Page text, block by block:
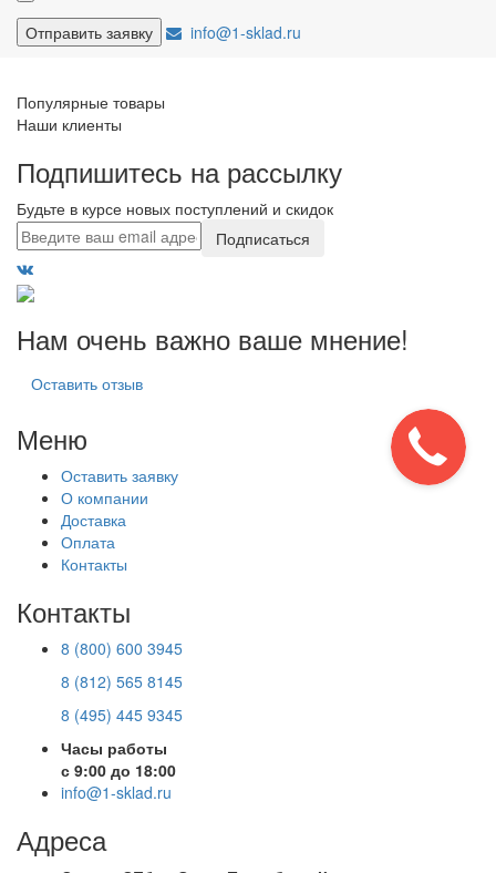
info@1-sklad.ru
Популярные товары
Наши клиенты
Подпишитесь на рассылку
Будьте в курсе новых поступлений и скидок
Подписаться
Нам очень важно ваше мнение!
Оставить отзыв
Меню
Оставить заявку
О компании
Доставка
Оплата
Контакты
Контакты
8 (800) 600 3945
8 (812) 565 8145
8 (495) 445 9345
Часы работы
с 9:00 до 18:00
info@1-sklad.ru
Адреса